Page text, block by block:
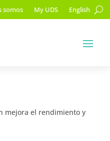
somos My UDS English
mejora el rendimiento y